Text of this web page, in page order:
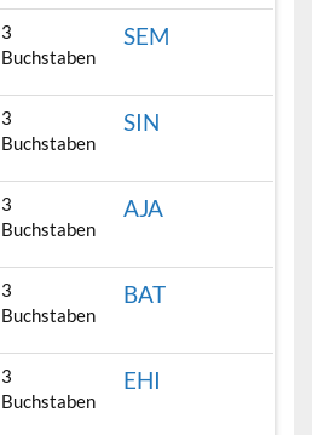
3
Buchstaben
SEM
3
Buchstaben
SIN
3
Buchstaben
AJA
3
Buchstaben
BAT
3
Buchstaben
EHI